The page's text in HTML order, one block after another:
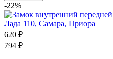
-22%
620 ₽
794 ₽